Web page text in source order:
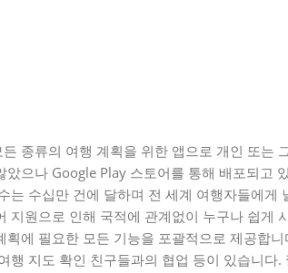
종류의 여행 계획을 위한 앱으로 개인 또는
았으나 Google Play 스토어를 통해 배포되고
는 수십만 건에 달하며 전 세계 여행자들에게
지원으로 인해 국적에 관계없이 누구나 쉽게
획에 필요한 모든 기능을 포괄적으로 제공합
행 지도 확인 친구들과의 협업 등이 있습니다